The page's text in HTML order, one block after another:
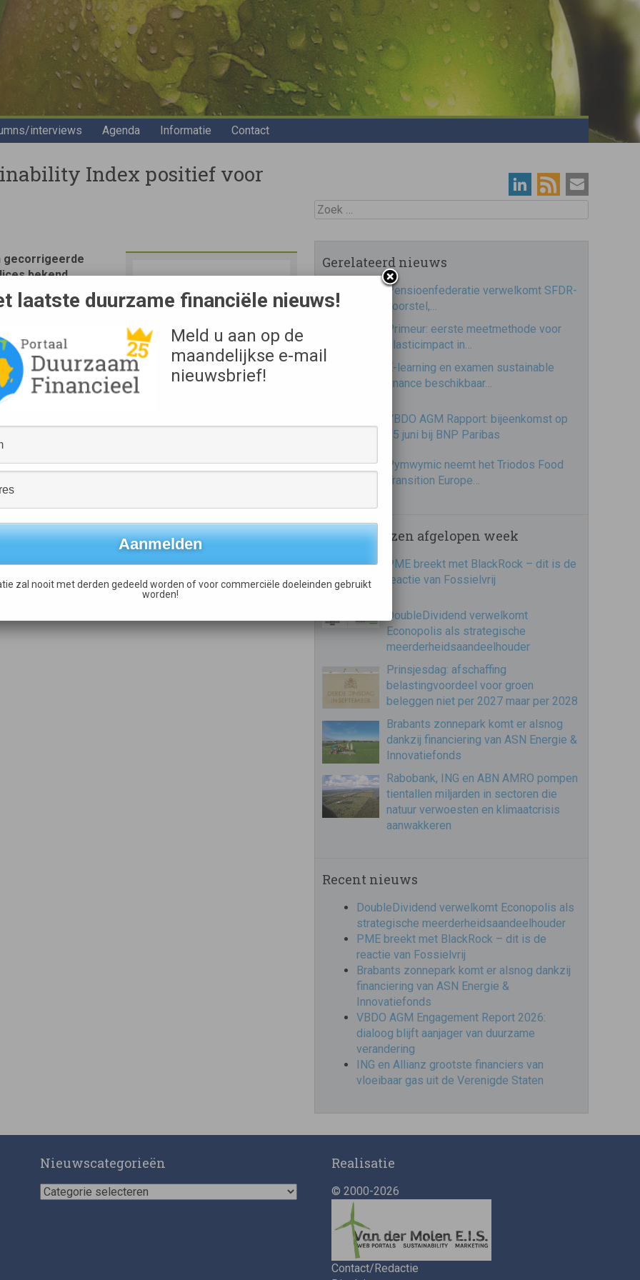
interviews Agenda Informatie Contact
Index positief voor
gecorrigeerde
bekend
en ook,
correctie op de
de sector chemie
Panasonic in de
3 verwijderd uit
8 ondernemingen
Zoek
Gerelateerd nieuws
Pensioenfederatie verwelkomt SFDR-
voorstel,…
Primeur: eerste meetmethode voor
plasticimpact in…
E-learning en examen sustainable
finance beschikbaar…
VBDO AGM Rapport: bijeenkomst op
25 juni bij BNP Paribas
Pymwymic neemt het Triodos Food
Transition Europe…
Meest gelezen afgelopen week
PME breekt met BlackRock – dit is de
reactie van Fossielvrij
DoubleDividend verwelkomt
Econopolis als strategische
meerderheidsaandeelhouder
Prinsjesdag: afschaffing
belastingvoordeel voor groen
beleggen niet per 2027 maar per 2028
Brabants zonnepark komt er alsnog
dankzij financiering van ASN Energie &
Innovatiefonds
Rabobank, ING en ABN AMRO pompen
tientallen miljarden in sectoren die
natuur verwoesten en klimaatcrisis
aanwakkeren
Recent nieuws
DoubleDividend verwelkomt Econopolis als
strategische meerderheidsaandeelhouder
PME breekt met BlackRock – dit is de
reactie van Fossielvrij
Brabants zonnepark komt er alsnog dankzij
financiering van ASN Energie &
Innovatiefonds
VBDO AGM Engagement Report 2026:
dialoog blijft aanjager van duurzame
verandering
ING en Allianz grootste financiers van
vloeibaar gas uit de Verenigde Staten
Nieuwscategorieën
Nieuwscategorieën
Realisatie
© 2000-2026
Contact/Redactie
laatste duurzame financiële nieuws!
Meld u aan op de
maandelijkse e-mail
nieuwsbrief!
zal nooit met derden gedeeld worden of voor commerciële doeleinden gebruikt
worden!